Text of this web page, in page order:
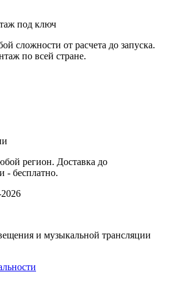
под ключ
сложности от расчета до запуска.
по всей стране.
регион. Доставка до
- бесплатно.
и музыкальной трансляции